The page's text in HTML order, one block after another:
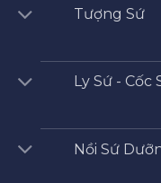
Tượng Sứ
Ly Sứ - Cốc
Nồi Sứ